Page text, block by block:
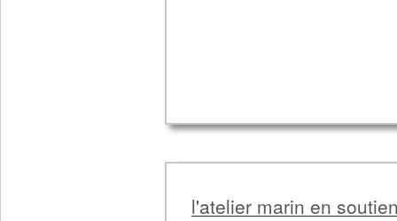
l'atelier marin en